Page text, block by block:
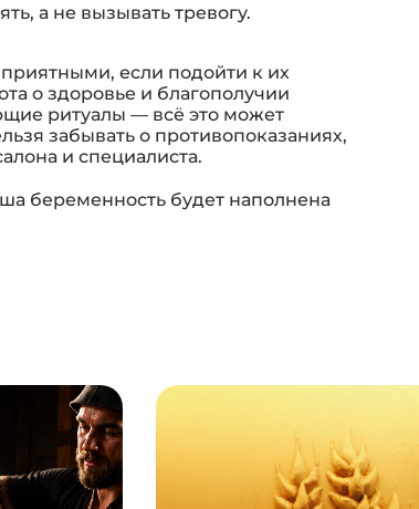
а не вызывать тревогу.
если подойти к их
о здоровье и благополучии
ритуалы — всё это может
забывать о противопоказаниях,
и специалиста.
беременность будет наполнена